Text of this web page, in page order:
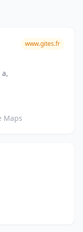
www.gites.fr
Maps